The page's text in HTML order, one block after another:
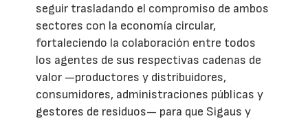
seguir trasladando el compromiso de ambos
sectores con la economía circular,
fortaleciendo la colaboración entre todos
los agentes de sus respectivas cadenas de
valor —productores y distribuidores,
consumidores, administraciones públicas y
gestores de residuos— para que Sigaus y